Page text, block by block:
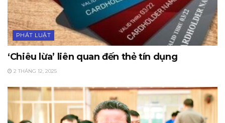
PHÁT LUẬT
‘Chiêu lừa’ liên quan đến thẻ tín dụng
2 THÁNG 12, 2025